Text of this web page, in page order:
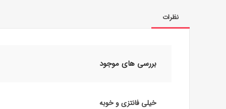
نظرات
بررسی های موجود
خیلی فانتزی و خوبه